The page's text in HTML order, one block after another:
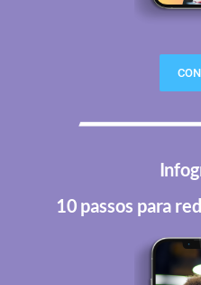
10 passos para